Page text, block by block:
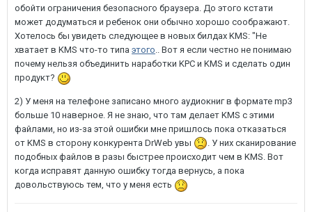
обойти ограничения безопасного браузера. До этого кстати
может додуматься и ребенок они обычно хорошо соображают.
Хотелось бы увидеть следующее в новых билдах KMS: "Не
хватает в KMS что-то типа этого.. Вот я если честно не понимаю
почему нельзя объединить наработки KPC и KMS и сделать один
продукт?
2) У меня на телефоне записано много аудиокниг в формате mp3
больше 10 наверное. Я не знаю, что там делает KMS с этими
файлами, но из-за этой ошибки мне пришлось пока отказаться
от KMS в сторону конкурента DrWeb увы
. У них сканирование
подобных файлов в разы быстрее происходит чем в KMS. Вот
когда исправят данную ошибку тогда вернусь, а пока
довольствуюсь тем, что у меня есть